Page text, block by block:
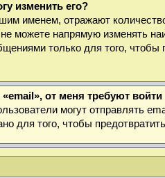
изменить его?
именем, отражают
можете напрямую изменять
только для того, чтобы
от меня требуют
могут отправлять
для того, чтобы